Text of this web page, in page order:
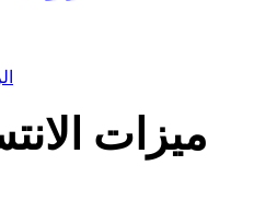
ميزات